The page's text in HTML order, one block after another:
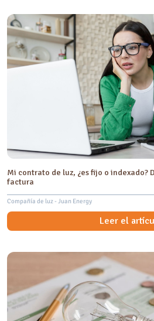
Mi contrato de luz, ¿es fijo o indexado?
factura
Compañía de luz - Juan Energy
Leer el